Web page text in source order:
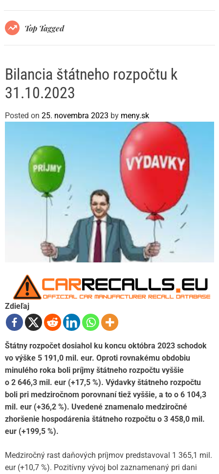
e
Top Tagged
Bilancia štátneho rozpočtu k
31.10.2023
Posted on 25. novembra 2023 by meny.sk
Zdieľaj
Štátny rozpočet dosiahol ku koncu októbra 2023 schodok
vo výške 5 191,0 mil. eur. Oproti rovnakému obdobiu
minulého roka boli príjmy štátneho rozpočtu vyššie
o 2 646,3 mil. eur (+17,5 %). Výdavky štátneho rozpočtu
boli pri medziročnom porovnaní tiež vyššie, a to o 6 104,3
mil. eur (+36,2 %). Uvedené znamenalo medziročné
zhoršenie hospodárenia štátneho rozpočtu o 3 458,0 mil.
eur (+199,5 %).
Medziročný rast daňových príjmov predstavoval 1 365,1 mil.
eur (+10,7 %). Pozitívny vývoj bol zaznamenaný pri dani